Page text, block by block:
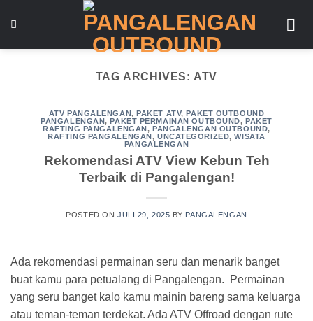
TAG ARCHIVES: ATV
ATV PANGALENGAN,PAKET ATV,PAKET OUTBOUND
PANGALENGAN,PAKET PERMAINAN OUTBOUND,PAKET
RAFTING PANGALENGAN, PANGALENGAN OUTBOUND,
RAFTING PANGALENGAN, UNCATEGORIZED,WISATA
PANGALENGAN
Rekomendasi ATV View Kebun Teh
Terbaik di Pangalengan!
POSTED ON JULI 29, 2025 BY PANGALENGAN
Ada rekomendasi permainan seru dan menarik banget
buat kamu para petualang di Pangalengan. Permainan
yang seru banget kalo kamu mainin bareng sama keluarga
atau teman-teman terdekat. Ada ATV Offroad dengan rute